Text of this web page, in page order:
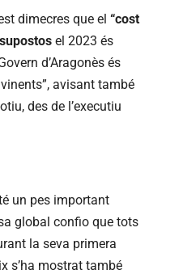
dimecres que el “cost
el 2023 és
d’Aragonès és
avisant també
des de l’executiu
un pes important
global confio que tots
la seva primera
s’ha mostrat també